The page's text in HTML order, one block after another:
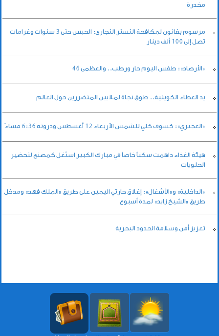
مخدرة
مرسوم بقانون لمكافحة التستر التجاري: الحبس حتى 3 سنوات وغرامات
تصل إلى 100 ألف دينار
«الأرصاد»: طقس اليوم حار ورطب.. والعظمى 46
يد العطاء الكويتية.. طوق نجاة لملايين المتضررين حول العالم
«العجيري»: كسوف كلي للشمس الأربعاء 12 أغسطس وذروته 6:36 مساءً
هيئة الغذاء داهمت سكناً خاصاً في مبارك الكبير استُغل كمصنع لتحضير
الحلويات
«الداخلية» و«الأشغال»: إغلاق حارتي اليمين على طريق «الملك فهد» ومدخل
طريق «الشيخ زايد» لمدة أسبوع
تعزيز أمن وسلامة الحدود البحرية